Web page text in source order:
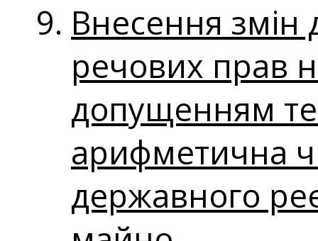
Внесення змін
речових прав
допущенням
арифметична
державного